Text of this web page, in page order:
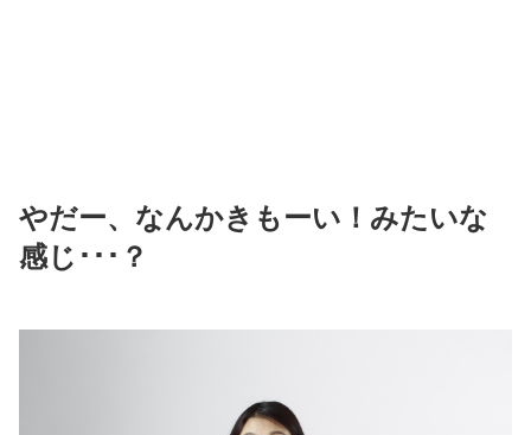
やだー、なんかきもーい！みたいな
感じ･･･？